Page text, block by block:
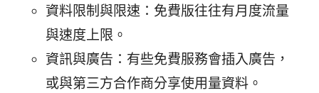
資料限制與限速：免費版往往有月度流量
與速度上限。
資訊與廣告：有些免費服務會插入廣告，
或與第三方合作商分享使用量資料。